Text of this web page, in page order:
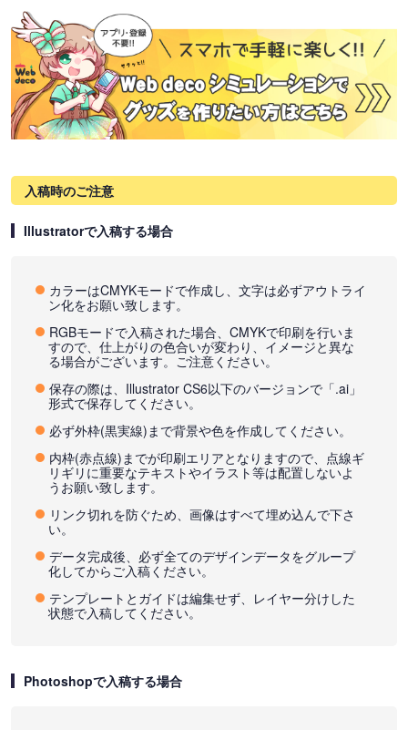
入稿時のご注意
Illustratorで入稿する場合
カラーはCMYKモードで作成し、文字は必ずアウトライ
ン化をお願い致します。
RGBモードで入稿された場合、CMYKで印刷を行いま
すので、仕上がりの色合いが変わり、イメージと異な
る場合がございます。ご注意ください。
保存の際は、Illustrator CS6以下のバージョンで「.ai」
形式で保存してください。
必ず外枠(黒実線)まで背景や色を作成してください。
内枠(赤点線)までが印刷エリアとなりますので、点線ギ
リギリに重要なテキストやイラスト等は配置しないよ
うお願い致します。
リンク切れを防ぐため、画像はすべて埋め込んで下さ
い。
データ完成後、必ず全てのデザインデータをグループ
化してからご入稿ください。
テンプレートとガイドは編集せず、レイヤー分けした
状態で入稿してください。
Photoshopで入稿する場合